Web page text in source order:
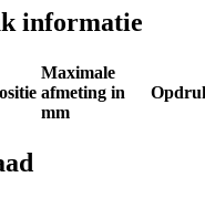
informatie
Maximale
afmeting in
mm